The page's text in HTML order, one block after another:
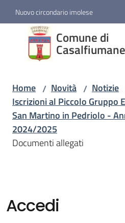
Vai al contenuto
Vai alla navigazione
Vai al footer
Nuovo circondario imolese
Comune di
Comune di
Casalfiumanese
Amministrazione
Novità
Menu selezionato
Casalfiumanese
Home / Novità / Notizie
Iscrizioni al Piccolo Gruppo
San Martino in Pedriolo -
2024/2025
Documenti allegati
Accedi